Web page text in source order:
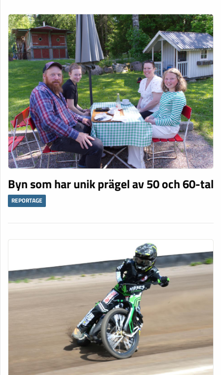
Byn som har unik prägel av 50 och 60-tal
REPORTAGE